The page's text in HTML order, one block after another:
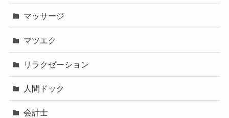
マッサージ
マツエク
リラクゼーション
人間ドック
会計士